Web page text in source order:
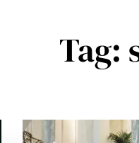
Tag: